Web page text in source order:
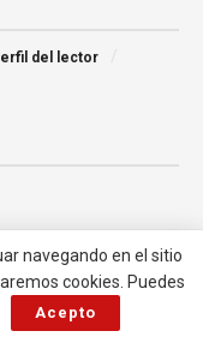
del lector
navegando en el sitio
cookies. Puedes
Acepto